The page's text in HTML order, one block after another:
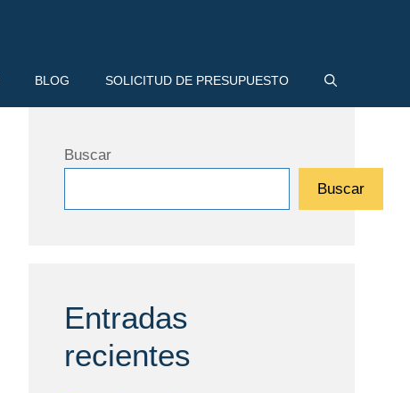
BLOG SOLICITUD DE PRESUPUESTO
Buscar
Buscar
Entradas
recientes